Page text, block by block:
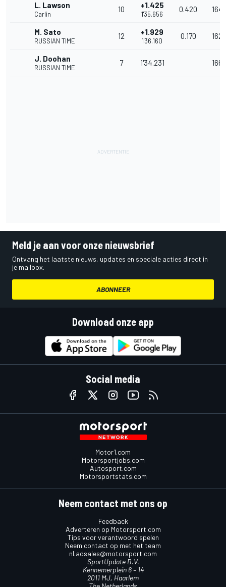
L. Lawson
Carlin
10 +1.425
1'35.656
0.420
M. Sato
RUSSIAN TIME
12 +1.929
1'36.160
0.170
J. Doohan
RUSSIAN TIME
7 1'34.231
Meld je aan voor onze nieuwsbrief
Ontvang het laatste nieuws, updates en speciale acties direct in
je mailbox.
ABONNEER
Download onze app
Social media
Motor1.com
Motorsportjobs.com
Autosport.com
Motorsportstats.com
Neem contact met ons op
Feedback
Adverteren op Motorsport.com
Tips voor verantwoord spelen
Neem contact op met het team
nl.adsales@motorsport.com
SportUpdate B.V.
Kennemerplein 6 – 14
2011 MJ, Haarlem